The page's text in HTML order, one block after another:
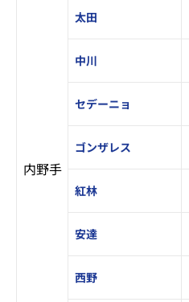
内野手
太田
中川
セデーニョ
ゴンザレス
紅林
安達
西野